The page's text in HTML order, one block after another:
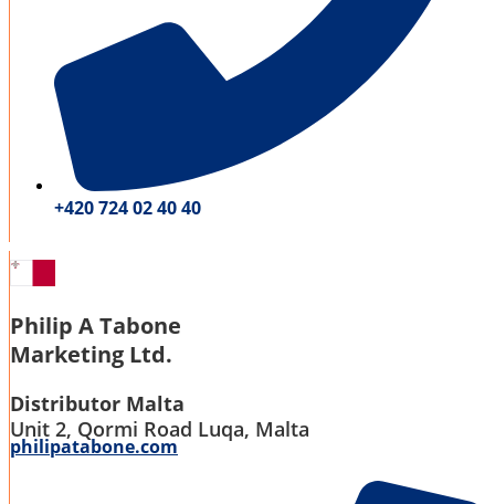
+420 724 02 40 40
Philip A Tabone
Marketing Ltd.
Distributor Malta
Unit 2, Qormi Road Luqa, Malta
philipatabone.com